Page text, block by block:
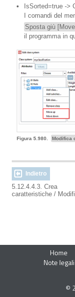
IsSorted=true ->
I comandi del
Sposta giù
il programma in
Figura 5.980. Modifica
Indietro
5.12.4.4.3. Crea
caratteristiche /
Home
Note legali
©